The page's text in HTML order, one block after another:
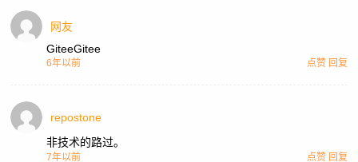
网友
GiteeGitee
6年以前 点赞 回复
repostone
非技术的路过。
7年以前 点赞 回复